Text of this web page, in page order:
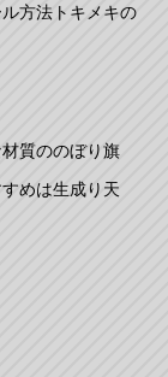
方法トキメキの
質ののぼり旗
めは生成り天